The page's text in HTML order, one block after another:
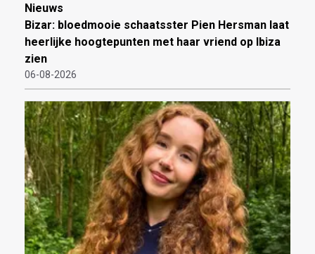
Nieuws
Bizar: bloedmooie schaatsster Pien Hersman laat
heerlijke hoogtepunten met haar vriend op Ibiza
zien
06-08-2026